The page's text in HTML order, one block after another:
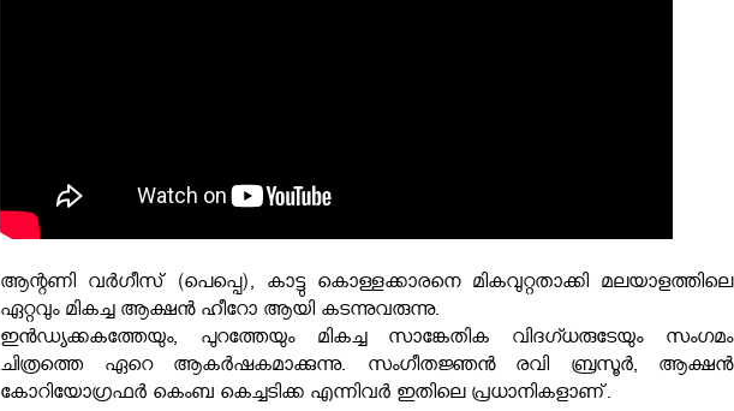
ആന്റണി വർഗീസ് (പെപ്പെ), കാട്ടു കൊള്ളക്കാരനെ മികവുറ്റതാക്കി മലയാളത്തിലെ
ഏറ്റവും മികച്ച ആക്ഷൻ ഹീറോ ആയി കടന്നുവരുന്നു.
ഇൻഡ്യക്കകത്തേയും, പുറത്തേയും മികച്ച സാങ്കേതിക വിദഗ്ധരുടേയും സംഗമം
ചിത്രത്തെ ഏറെ ആകർഷകമാക്കുന്നു. സംഗീതജ്ഞൻ രവി ബ്രസൂർ, ആക്ഷൻ
കോറിയോഗ്രഫർ കെംബ കെച്ചടിക്ക എന്നിവർ ഇതിലെ പ്രധാനികളാണ്.